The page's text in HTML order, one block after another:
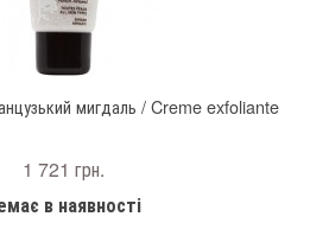
мигдаль / Creme exfoliante
1 721 грн.
в наявності